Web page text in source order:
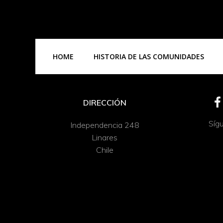
HOME HISTORIA DE LAS COMUNIDADES
DIRECCIÓN
Independencia 248
Linares
Chile